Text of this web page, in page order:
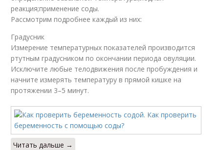
реакция;применение соды.
Рассмотрим подробнее каждый из них:
Градусник
Измерение температурных показателей производится
ртутным градусником по окончании периода овуляции.
Исключите любые телодвижения после пробуждения и
начните измерять температуру в прямой кишке на
протяжении 3–5 минут.
Читать дальше →